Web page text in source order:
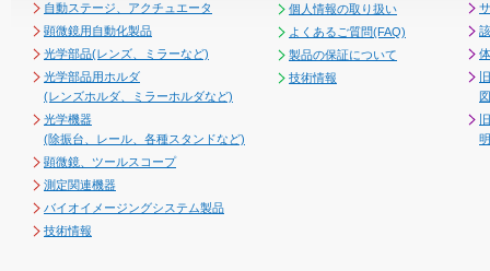
自動ステージ、アクチュエータ
顕微鏡用自動化製品
光学部品(レンズ、ミラーなど)
光学部品用ホルダ
(レンズホルダ、ミラーホルダなど)
光学機器
(除振台、レール、各種スタンドなど)
顕微鏡、ツールスコープ
測定関連機器
バイオイメージングシステム製品
技術情報
個人情報の取り扱い
よくあるご質問(FAQ)
製品の保証について
技術情報